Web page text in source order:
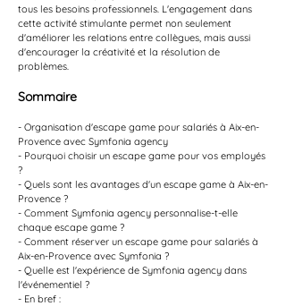
tous les besoins professionnels. L'engagement dans
cette activité stimulante permet non seulement
d'améliorer les relations entre collègues, mais aussi
d'encourager la créativité et la résolution de
problèmes.
Sommaire
- Organisation d'escape game pour salariés à Aix-en-
Provence avec Symfonia agency
- Pourquoi choisir un escape game pour vos employés
?
- Quels sont les avantages d'un escape game à Aix-en-
Provence ?
- Comment Symfonia agency personnalise-t-elle
chaque escape game ?
- Comment réserver un escape game pour salariés à
Aix-en-Provence avec Symfonia ?
- Quelle est l'expérience de Symfonia agency dans
l'événementiel ?
- En bref :